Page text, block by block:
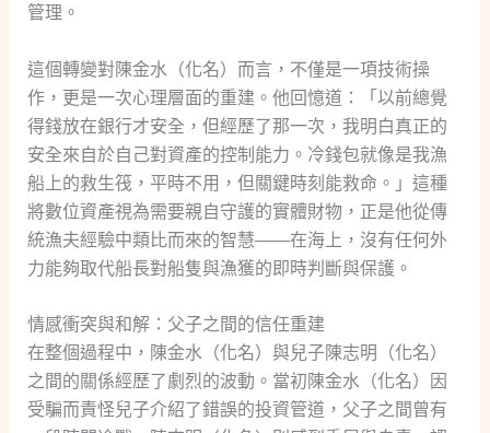
管理。
這個轉變對陳金水（化名）而言，不僅是一項技術操
作，更是一次心理層面的重建。他回憶道：「以前總覺
得錢放在銀行才安全，但經歷了那一次，我明白真正的
安全來自於自己對資產的控制能力。冷錢包就像是我漁
船上的救生筏，平時不用，但關鍵時刻能救命。」這種
將數位資產視為需要親自守護的實體財物，正是他從傳
統漁夫經驗中類比而來的智慧——在海上，沒有任何外
力能夠取代船長對船隻與漁獲的即時判斷與保護。
情感衝突與和解：父子之間的信任重建
在整個過程中，陳金水（化名）與兒子陳志明（化名）
之間的關係經歷了劇烈的波動。當初陳金水（化名）因
受騙而責怪兒子介紹了錯誤的投資管道，父子之間曾有